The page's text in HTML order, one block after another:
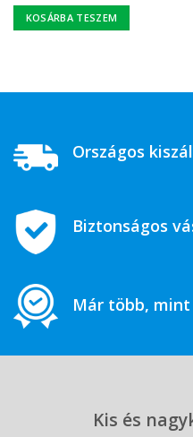
KOSÁRBA TESZEM
Országos
Biztonságos
Már több, mint
Kis és